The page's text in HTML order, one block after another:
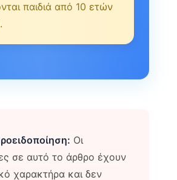
παιδιά από 10 ετών
Οι
σε αυτό το άρθρο έχουν
χαρακτήρα και δεν